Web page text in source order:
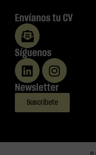
Envíanos tu CV
Síguenos
Newsletter
Suscríbete